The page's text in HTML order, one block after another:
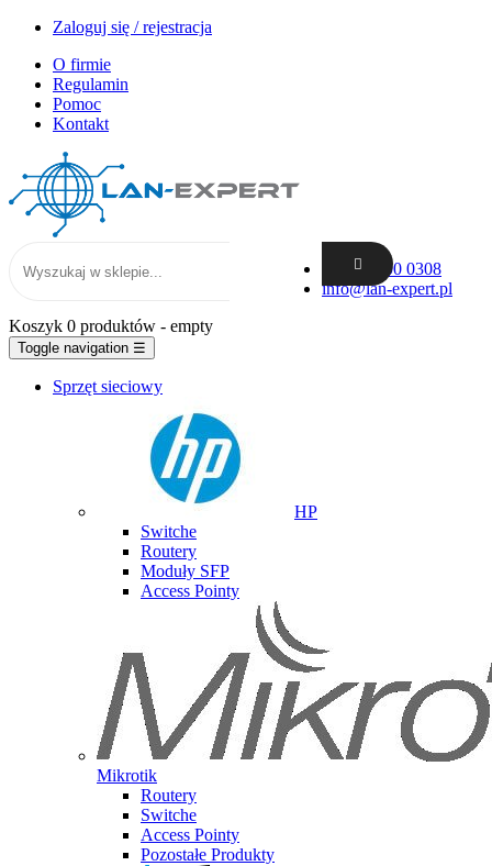
Zaloguj się / rejestracja
O firmie
Regulamin
Pomoc
Kontakt
+48 62 300 0308
info@lan-expert.pl
Koszyk 0 produktów - empty
Toggle navigation ☰
Sprzęt sieciowy
HP
Switche
Routery
Moduły SFP
Access Pointy
Mikrotik
Routery
Switche
Access Pointy
Pozostałe Produkty